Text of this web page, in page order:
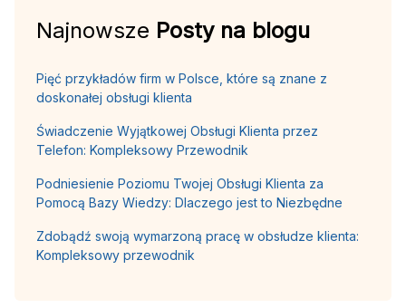
Najnowsze Posty na blogu
Pięć przykładów firm w Polsce, które są znane z
doskonałej obsługi klienta
Świadczenie Wyjątkowej Obsługi Klienta przez
Telefon: Kompleksowy Przewodnik
Podniesienie Poziomu Twojej Obsługi Klienta za
Pomocą Bazy Wiedzy: Dlaczego jest to Niezbędne
Zdobądź swoją wymarzoną pracę w obsłudze klienta:
Kompleksowy przewodnik